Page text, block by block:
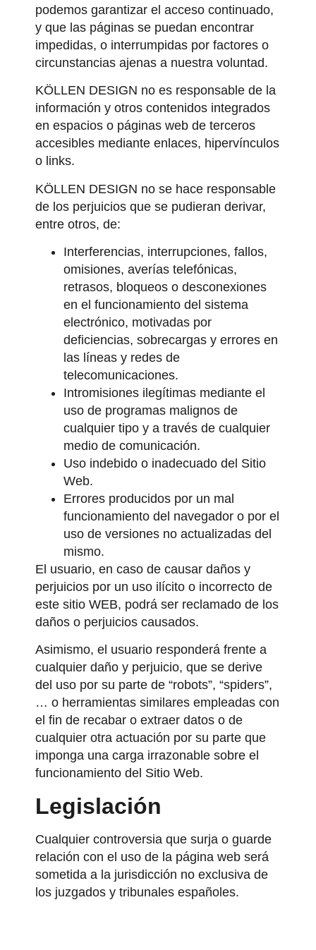
podemos garantizar el acceso continuado,
y que las páginas se puedan encontrar
impedidas, o interrumpidas por factores o
circunstancias ajenas a nuestra voluntad.
KÖLLEN DESIGN no es responsable de la
información y otros contenidos integrados
en espacios o páginas web de terceros
accesibles mediante enlaces, hipervínculos
o links.
KÖLLEN DESIGN no se hace responsable
de los perjuicios que se pudieran derivar,
entre otros, de:
Interferencias, interrupciones, fallos,
omisiones, averías telefónicas,
retrasos, bloqueos o desconexiones
en el funcionamiento del sistema
electrónico, motivadas por
deficiencias, sobrecargas y errores en
las líneas y redes de
telecomunicaciones.
Intromisiones ilegítimas mediante el
uso de programas malignos de
cualquier tipo y a través de cualquier
medio de comunicación.
Uso indebido o inadecuado del Sitio
Web.
Errores producidos por un mal
funcionamiento del navegador o por el
uso de versiones no actualizadas del
mismo.
El usuario, en caso de causar daños y
perjuicios por un uso ilícito o incorrecto de
este sitio WEB, podrá ser reclamado de los
daños o perjuicios causados.
Asimismo, el usuario responderá frente a
cualquier daño y perjuicio, que se derive
del uso por su parte de “robots”, “spiders”,
… o herramientas similares empleadas con
el fin de recabar o extraer datos o de
cualquier otra actuación por su parte que
imponga una carga irrazonable sobre el
funcionamiento del Sitio Web.
Legislación
Cualquier controversia que surja o guarde
relación con el uso de la página web será
sometida a la jurisdicción no exclusiva de
los juzgados y tribunales españoles.